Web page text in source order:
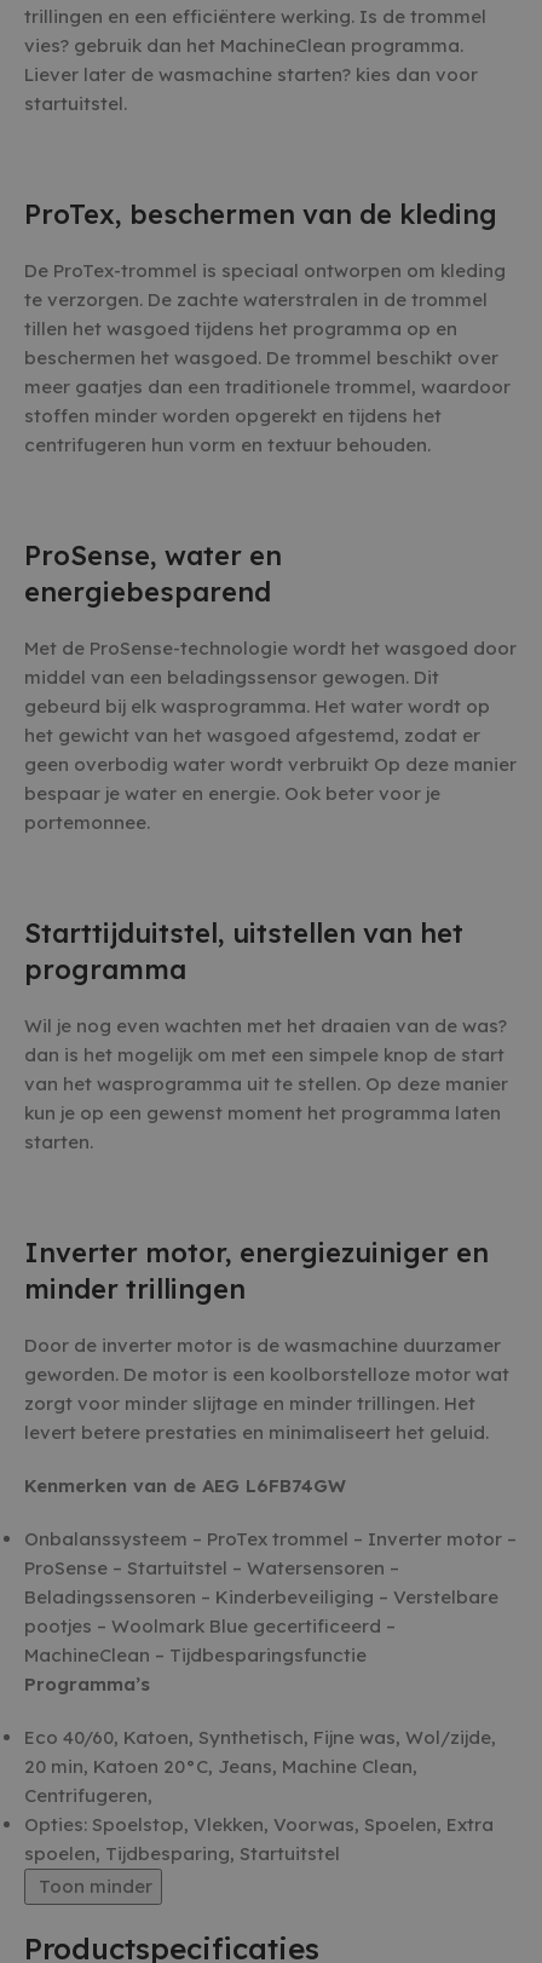
trillingen en een efficiëntere werking. Is de trommel
vies? gebruik dan het MachineClean programma.
Liever later de wasmachine starten? kies dan voor
startuitstel.
ProTex, beschermen van de kleding
De ProTex-trommel is speciaal ontworpen om kleding
te verzorgen. De zachte waterstralen in de trommel
tillen het wasgoed tijdens het programma op en
beschermen het wasgoed. De trommel beschikt over
meer gaatjes dan een traditionele trommel, waardoor
stoffen minder worden opgerekt en tijdens het
centrifugeren hun vorm en textuur behouden.
ProSense, water en
energiebesparend
Met de ProSense-technologie wordt het wasgoed door
middel van een beladingssensor gewogen. Dit
gebeurd bij elk wasprogramma. Het water wordt op
het gewicht van het wasgoed afgestemd, zodat er
geen overbodig water wordt verbruikt Op deze manier
bespaar je water en energie. Ook beter voor je
portemonnee.
Starttijduitstel, uitstellen van het
programma
Wil je nog even wachten met het draaien van de was?
dan is het mogelijk om met een simpele knop de start
van het wasprogramma uit te stellen. Op deze manier
kun je op een gewenst moment het programma laten
starten.
Inverter motor, energiezuiniger en
minder trillingen
Door de inverter motor is de wasmachine duurzamer
geworden. De motor is een koolborstelloze motor wat
zorgt voor minder slijtage en minder trillingen. Het
levert betere prestaties en minimaliseert het geluid.
Kenmerken van de AEG L6FB74GW
Onbalanssysteem – ProTex trommel – Inverter motor –
ProSense – Startuitstel – Watersensoren –
Beladingssensoren – Kinderbeveiliging – Verstelbare
pootjes – Woolmark Blue gecertificeerd –
MachineClean – Tijdbesparingsfunctie
Programma’s
Eco 40/60, Katoen, Synthetisch, Fijne was, Wol/zijde,
20 min, Katoen 20°C, Jeans, Machine Clean,
Centrifugeren,
Opties: Spoelstop, Vlekken, Voorwas, Spoelen, Extra
spoelen, Tijdbesparing, Startuitstel
Toon minder
Productspecificaties